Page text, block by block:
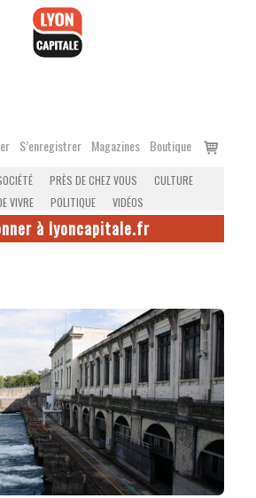
S’enregistrer Magazines Boutique
Voir
PRÈS DE CHEZ VOUS
CULTURE
VIVRE
POLITIQUE VIDÉOS
à lyoncapitale.fr